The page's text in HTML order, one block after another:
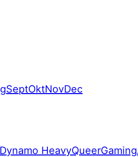
SeptOktNovDec
Dynamo HeavyQueerGaming